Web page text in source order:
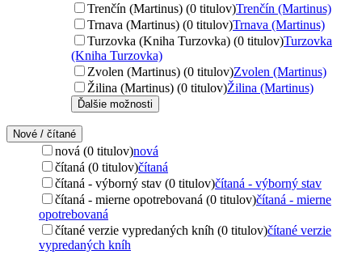
Trenčín (Martinus) (0 titulov)Trenčín (Martinus)
Trnava (Martinus) (0 titulov)Trnava (Martinus)
Turzovka (Kniha Turzovka) (0 titulov)Turzovka
(Kniha Turzovka)
Zvolen (Martinus) (0 titulov)Zvolen (Martinus)
Žilina (Martinus) (0 titulov)Žilina (Martinus)
Ďalšie možnosti
Nové / čítané
nová (0 titulov)nová
čítaná (0 titulov)čítaná
čítaná - výborný stav (0 titulov)čítaná - výborný stav
čítaná - mierne opotrebovaná (0 titulov)čítaná - mierne
opotrebovaná
čítané verzie vypredaných kníh (0 titulov)čítané verzie
vypredaných kníh